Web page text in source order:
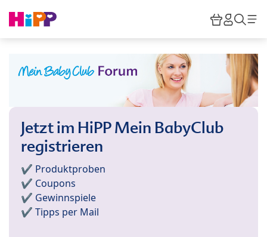
HiPP
Jetzt im HiPP Mein BabyClub
registrieren
✔️ Produktproben
✔️ Coupons
✔️ Gewinnspiele
✔️ Tipps per Mail